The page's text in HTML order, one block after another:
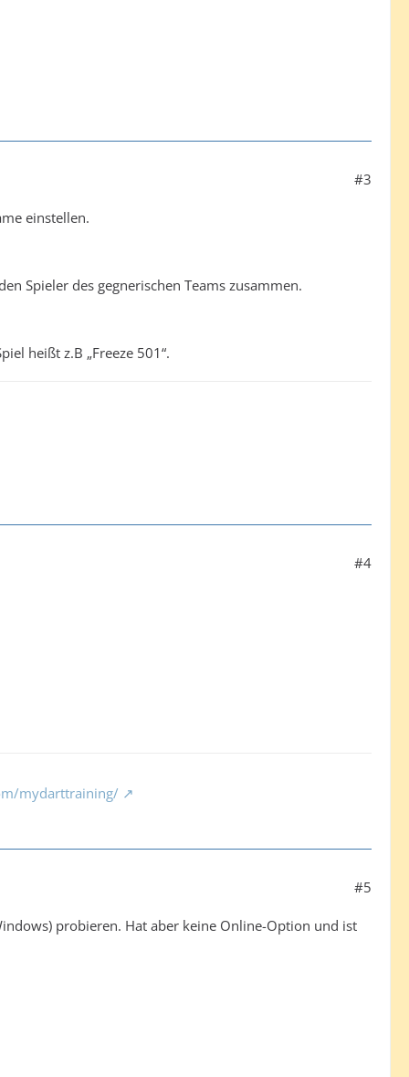
#3
einstellen.
Spieler des gegnerischen Teams zusammen.
heißt z.B „Freeze 501“.
#4
mydarttraining/
#5
probieren. Hat aber keine Online-Option und ist